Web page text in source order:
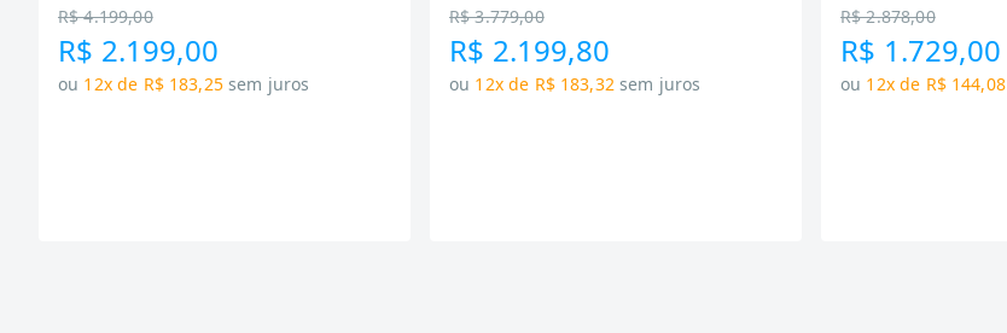
R$ 4.199,00
R$ 2.199,00
ou 12x de R$ 183,25 sem juros
R$ 3.779,00
R$ 2.199,80
ou 12x de R$ 183,32 sem juros
R$ 2.878,00
R$ 1.729,00
ou 12x de R$ 144,08